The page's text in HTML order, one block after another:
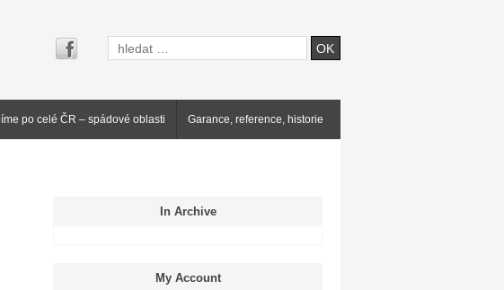
po celé ČR – spádové oblasti Garance, reference, historie
In Archive
My Account